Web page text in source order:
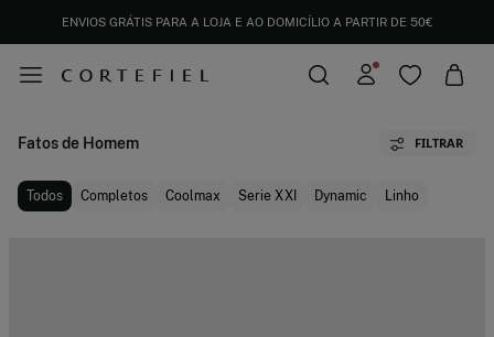
ENVIOS GRÁTIS PARA A LOJA E AO DOMICÍLIO A PARTIR DE 50€
Fatos de Homem FILTRAR
Todos Completos Coolmax Serie XXI Dynamic Linho